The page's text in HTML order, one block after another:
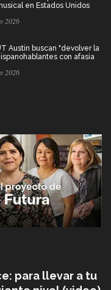
en Estados Unidos
2026
Austin buscan "devolver la
con afasia
2026
para llevar a tu